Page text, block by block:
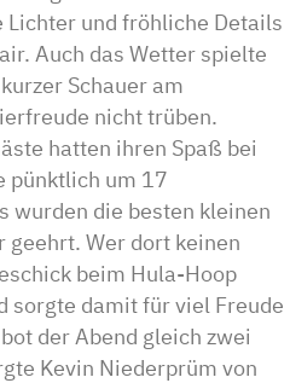
und fröhliche Details
Auch das Wetter spielte
Schauer am
nicht trüben.
hatten ihren Spaß bei
pünktlich um 17
wurden die besten kleinen
geehrt. Wer dort keinen
beim Hula-Hoop
sorgte damit für viel Freude
der Abend gleich zwei
Kevin Niederprüm von